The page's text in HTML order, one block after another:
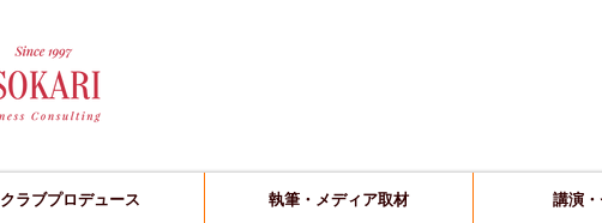
クラブプロデュース 執筆・メディア取材 講演